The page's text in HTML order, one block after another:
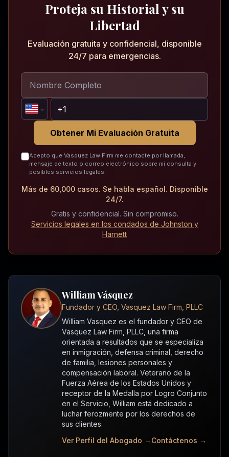
Proteja su Historial y su
Libertad
Evaluación gratuita y confidencial, disponible
24/7 para emergencias.
Obtener Mi Evaluación Gratuita
Acepto que Vasquez Law Firm me contacte por llamada,
mensaje de texto o correo electrónico sobre mi consulta y
posibles servicios legales.
Más de 60,000 casos. Se habla español. Disponible
24/7.
Gratis y confidencial. Sin compromiso.
Servicios legales en los condados de Johnston y
Harnett
William Vásquez
Fundador y CEO, Vasquez Law Firm, PLLC
William Vasquez es el fundador y CEO de
Vasquez Law Firm, PLLC, una firma
orientada a resultados que se especializa
en inmigración, defensa criminal, derecho
de familia, lesiones personales y
compensación laboral. Veterano de la
Fuerza Aérea de los Estados Unidos y
receptor de la Medalla por Logro Conjunto
en el Servicio, William está dedicado a
luchar ferozmente por los derechos de
sus clientes.
Ver Perfil del Abogado → Contáctenos →